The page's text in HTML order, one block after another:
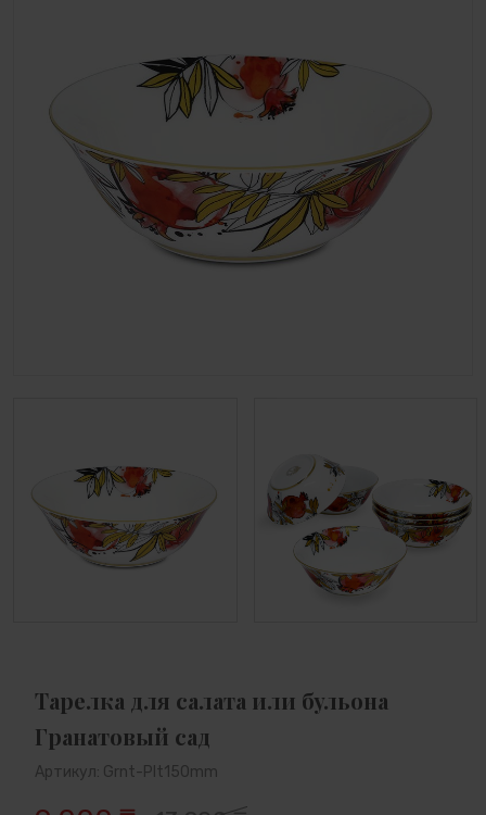
Тарелка для салата или бульона
Гранатовый сад
Артикул: Grnt-Plt150mm